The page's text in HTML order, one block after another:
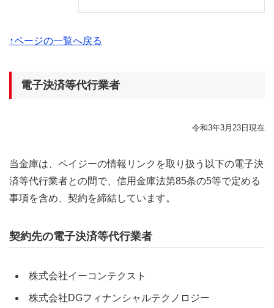
↑ページの一覧へ戻る
電子決済等代行業者
令和3年3月23日現在
当金庫は、ペイジーの情報リンクを取り扱う以下の電子決
済等代行業者との間で、信用金庫法第85条の5等で定める
事項を含め、契約を締結しています。
契約先の電子決済等代行業者
株式会社イーコンテクスト
株式会社DGフィナンシャルテクノロジー